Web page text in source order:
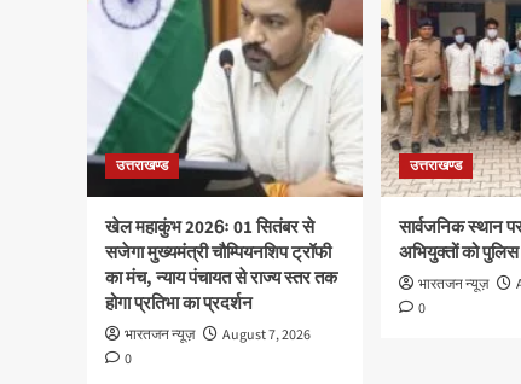
उत्तराखण्ड
खेल महाकुंभ 2026ः 01 सितंबर से
सजेगा मुख्यमंत्री चौम्पियनशिप ट्रॉफी
का मंच, न्याय पंचायत से राज्य स्तर तक
होगा प्रतिभा का प्रदर्शन
भारतजन न्यूज़
August 7, 2026
0
उत्तराखण्ड
सार्वजनिक स्थान
अभियुक्तों को पुलिस
भारतजन न्यूज़
0